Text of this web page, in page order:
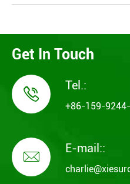
Get In Touch
 Tel.:
+86-159-
 E-mail::